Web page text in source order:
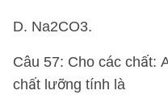
D. Na2CO3.
Câu 57: Cho các chất:
chất lưỡng tính là